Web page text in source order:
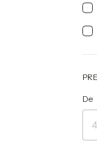
De